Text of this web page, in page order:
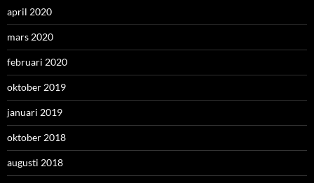
april 2020
mars 2020
februari 2020
oktober 2019
januari 2019
oktober 2018
augusti 2018